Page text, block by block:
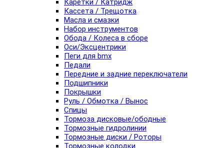
Каретки / Катридж
Кассета / Трещотка
Масла и смазки
Набор инструментов
Обода / Колеса в сборе
Оси/Эксцентрики
Пеги для bmx
Педали
Передние и задние переключатели
Подшипники
Покрышки
Руль / Обмотка / Вынос
Спицы
Тормоза дисковые/ободные
Тормозные гидролинии
Тормозные диски / Роторы
Тормозные колодки